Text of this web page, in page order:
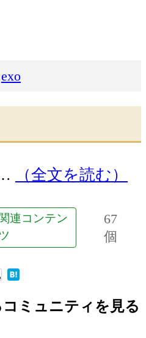
exo
（全文を読む）
関連コンテン
67
個
コミュニティを見る